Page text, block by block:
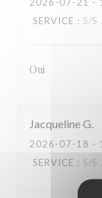
SERVICE : 5/5
Oui
JacquelineG
2026-07-18 -
SERVICE : 5/5